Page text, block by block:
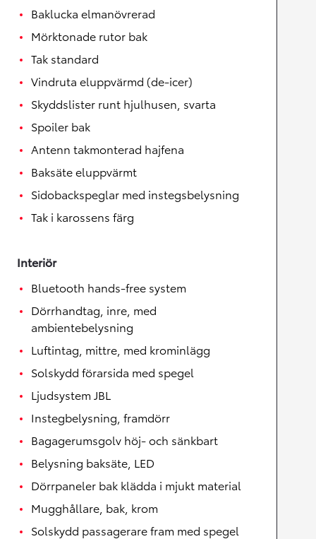
Baklucka elmanövrerad
Mörktonade rutor bak
Tak standard
Vindruta eluppvärmd (de-icer)
Skyddslister runt hjulhusen, svarta
Spoiler bak
Antenn takmonterad hajfena
Baksäte eluppvärmt
Sidobackspeglar med instegsbelysning
Tak i karossens färg
Interiör
Bluetooth hands-free system
Dörrhandtag, inre, med
ambientebelysning
Luftintag, mittre, med krominlägg
Solskydd förarsida med spegel
Ljudsystem JBL
Instegbelysning, framdörr
Bagagerumsgolv höj- och sänkbart
Belysning baksäte, LED
Dörrpaneler bak klädda i mjukt material
Mugghållare, bak, krom
Solskydd passagerare fram med spegel